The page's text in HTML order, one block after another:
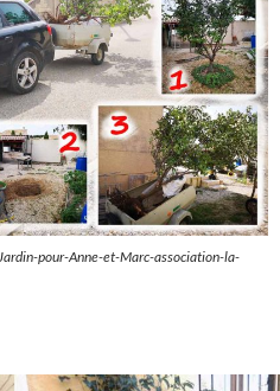
pour-Anne-et-Marc-association-la-